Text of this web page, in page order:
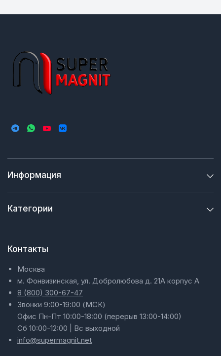
Информация
Категории
Контакты
Москва
м. Фонвизинская, ул. Добролюбова д. 21А корпус А
8 (800) 300-67-47
Звонки 9:00-19:00 (МСК)
Офис Пн-Пт 10:00-18:00 (перерыв 13:00-14:00)
Сб 10:00-12:00 | Вс выходной
info@supermagnit.net